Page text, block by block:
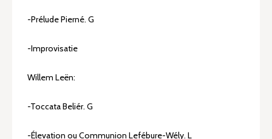
-Prélude Pierné. G
-Improvisatie
Willem Leën:
-Toccata Beliér. G
-Élevation ou Communion Lefébure-Wély. L